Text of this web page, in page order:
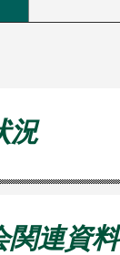
況
関連資料